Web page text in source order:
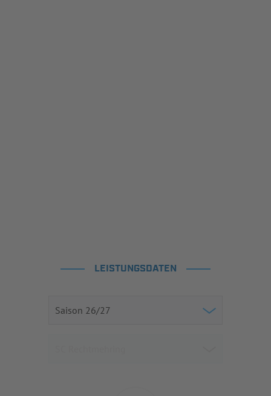
LEISTUNGSDATEN